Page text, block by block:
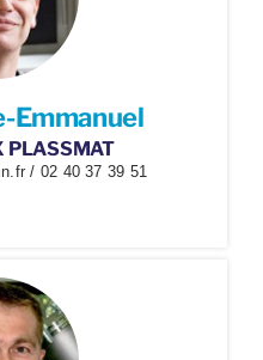
Emmanuel
PLASSMAT
/ 02 40 37 39 51